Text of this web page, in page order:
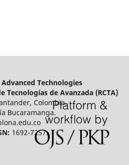
Technologies
Tecnologías de Avanzada (RCTA)
Colombia.
Bucaramanga.
1692-7257.